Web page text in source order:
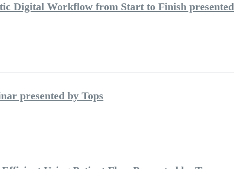
Digital Workflow from Start to Finish presented
presented by Tops